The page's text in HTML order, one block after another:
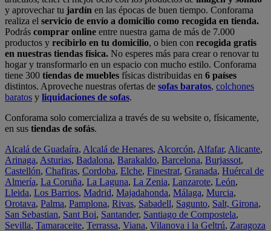
y aprovechar tu jardín en las épocas de buen tiempo. Conforama
realiza el servicio de envío a domicilio como recogida en tienda.
Podrás comprar online entre nuestra gama de más de 7.000
productos y recibirlo en tu domicilio, o bien con recogida gratis
en nuestras tiendas física. No esperes más para crear o renovar tu
hogar y transformarlo en un espacio con mucho estilo. Conforama
tiene 300 tiendas de muebles físicas distribuidas en 6 países
distintos. Aproveche nuestras ofertas de sofas baratos, colchones
baratos y liquidaciones de sofas.
Conforama solo comercializa a través de su website o, físicamente,
en sus tiendas de sofás.
Alcalá de Guadaíra, Alcalá de Henares, Alcorcón, Alfafar, Alicante,
Arinaga, Asturias, Badalona, Barakaldo, Barcelona, Burjassot,
Castellón, Chafiras, Cordoba, Elche, Finestrat, Granada, Huércal de
Almería, La Coruña, La Laguna, La Zenia, Lanzarote, León,
Lleida, Los Barrios, Madrid, Majadahonda, Málaga, Murcia,
Orotava, Palma, Pamplona, Rivas, Sabadell, Sagunto, Salt, Girona,
San Sebastian, Sant Boi, Santander, Santiago de Compostela,
Sevilla, Tamaraceite, Terrassa, Viana, Vilanova i la Geltrú, Zaragoza